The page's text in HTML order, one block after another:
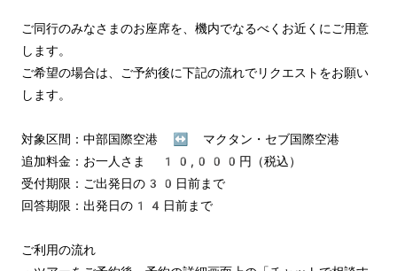
ご同行のみなさまのお座席を、機内でなるべくお近くにご用意
します。
ご希望の場合は、ご予約後に下記の流れでリクエストをお願い
します。
対象区間：中部国際空港 ↔︎ マクタン・セブ国際空港
追加料金：お一人さま 10,000円（税込）
受付期限：ご出発日の30日前まで
回答期限：出発日の14日前まで
ご利用の流れ